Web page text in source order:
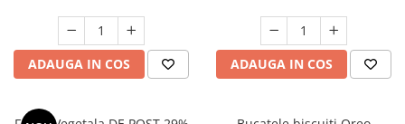
ADAUGA IN COS ADAUGA IN COS